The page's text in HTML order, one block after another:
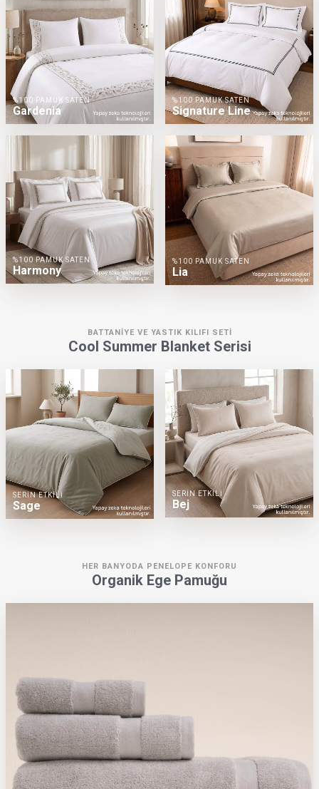
%100 PAMUK SATEN
Gardenia
%100 PAMUK SATEN
Signature Line
%100 PAMUK SATEN
Harmony
%100 PAMUK SATEN
Lia
BATTANIYE VE YASTIK KILIFI SETI
Cool Summer Blanket Serisi
SERİN ETKİLİ
Sage
SERİN ETKİLİ
Bej
HER BANYODA PENELOPE KONFORU
Organik Ege Pamuğu